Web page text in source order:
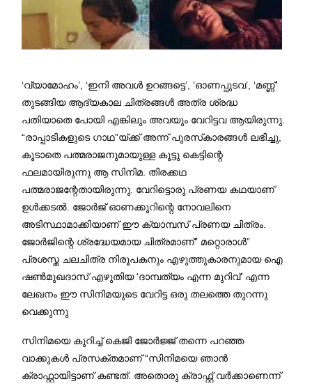
‘വ്യാമോഹം’, ‘ഇനി അവൾ ഉറങ്ങട്ടെ’, ‘ഓണപ്പുടവ’, ‘മണ്ണ്’
തുടങ്ങിയ ആദ്യകാല ചിത്രങ്ങൾ അത്ര ശ്രദ്ധ
പതിയാതെ പോയി എങ്കിലും അവയും വേറിട്ടവ ആയിരുന്നു.
“രാപ്പാടികളുടെ ഗാഥ”യ്ക്ക് അന്ന് പുരസ്‌കാരങ്ങൾ ലഭിച്ചു,
കൂടാതെ പത്മരാജനുമായുള്ള കൂട്ടു കെട്ടിന്റെ
ഫലമായിരുന്നു ആ സിനിമ. തിരക്കഥ
പത്മരാജന്റേതായിരുന്നു. വേറിട്ടൊരു പ്രണയ കഥയാണ്
ഉൾക്കടൽ. ജോർജ് ഓണക്കൂറിന്റെ നോവലിനെ
അടിസ്ഥാമാക്കിയാണ് ഈ ക്യാമ്പസ് പ്രണയ ചിത്രം.
ജോർജിന്റെ ശ്രദ്ധേയമായ ചിത്രമാണ്” മറ്റൊരാൾ”
പ്രശസ്ത ചലചിത്ര നിരൂപകനും എഴുത്തുകാരനുമായ ഐ
ഷൺമുഖദാസ് എഴുതിയ ‘ദാമ്പത്യം എന്ന മുറിവ്’ എന്ന
ലേഖനം ഈ സിനിമയുടെ വേറിട്ട ഒരു തലത്തെ തുറന്നു
വെക്കുന്നു
സിനിമയെ കുറിച്ച് കെജി ജോർജ്ജ് തന്നെ പറഞ്ഞ
വാക്കുകൾ പ്രസക്തമാണ് “സിനിമയെ ഞാൻ
ക്രാഫ്റ്റായിട്ടാണ് കണ്ടത്. അതൊരു ക്രാഫ്റ്റ് വർക്കാണെന്ന്